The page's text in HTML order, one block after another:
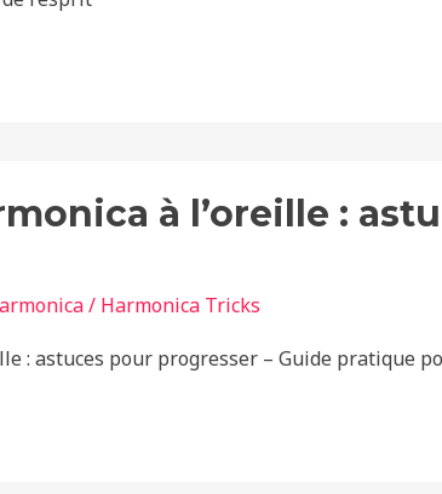
à l’oreille :
/ Harmonica Tricks
: astuces pour progresser – Guide pratique